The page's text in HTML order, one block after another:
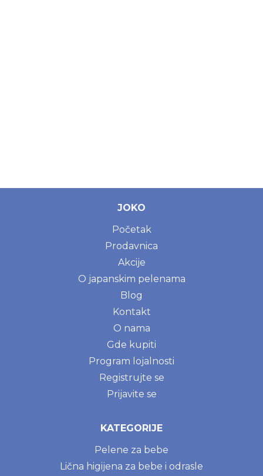
JOKO
Početak
Prodavnica
Akcije
O japanskim pelenama
Blog
Kontakt
O nama
Gde kupiti
Program lojalnosti
Registrujte se
Prijavite se
KATEGORIJE
Pelene za bebe
Lična higijena za bebe i odrasle